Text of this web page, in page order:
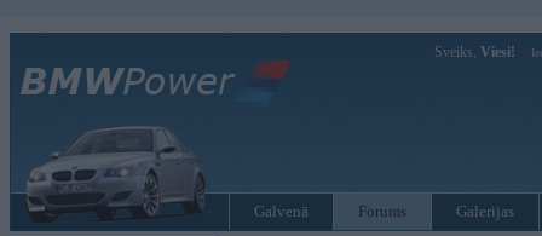
Sveiks, Viesi!
Galvenā Forums Galerijas